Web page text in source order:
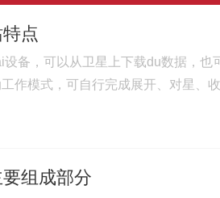
点
设备，可以从卫星上下载du数据，
工作模式，可自行完成展开、对星
组成部分